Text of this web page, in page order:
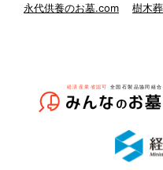
永代供養のお墓.com
樹木